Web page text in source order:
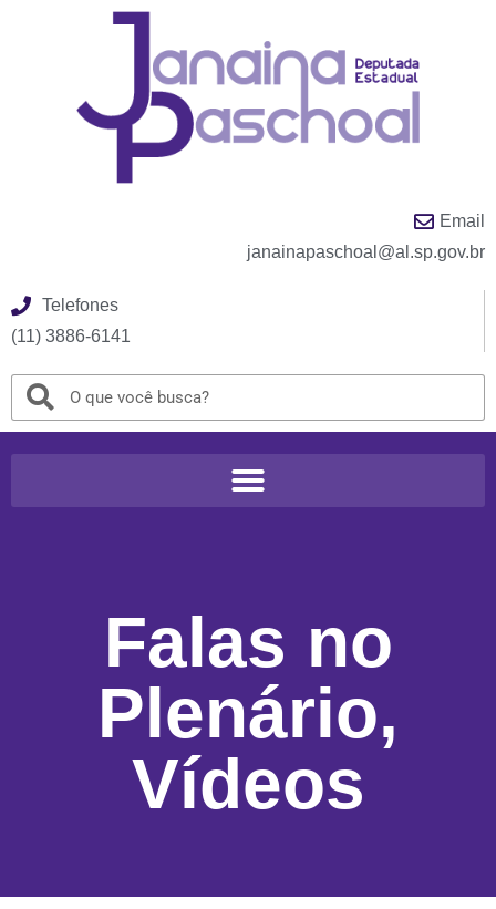
Email
janainapaschoal@al.sp.gov.br
Telefones
(11) 3886-6141
Falas no
Plenário,
Vídeos